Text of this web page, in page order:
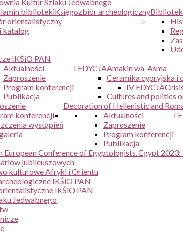
Kultur Szlaku Jedwabnego
Księgozbiór archeologiczny
biblioteki
orientalistyczny
katalog
IKŚiO PAN
Amakin wa-Asma
I EDYCJA
Aktualności
Zaproszenie
Program konferencji
Publikacja
Ceramika cypryjska i
IV EDYCJA
Cultures and politics
Decoration of Hellenistic and
konferencji
wystąpień
I
Aktualności
Zaproszenie
Program konferencji
Publikacja
European Conference of Egyptologists. Egypt 2023:
jubileuszowych
kulturowe Afryki i Orientu
IKŚiO PAN
IKŚiO PAN
Jedwabnego